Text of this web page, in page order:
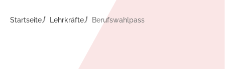
Startseite Lehrkräfte Berufswahlpass